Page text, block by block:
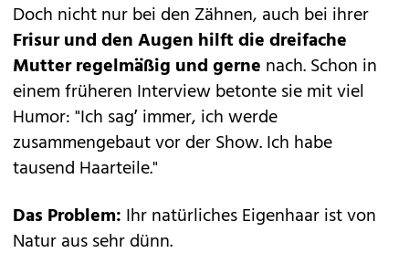
Doch nicht nur bei den Zähnen, auch bei ihrer
Frisur und den Augen hilft die dreifache
Mutter regelmäßig und gerne nach. Schon in
einem früheren Interview betonte sie mit viel
Humor: "Ich sag’ immer, ich werde
zusammengebaut vor der Show. Ich habe
tausend Haarteile."
Das Problem: Ihr natürliches Eigenhaar ist von
Natur aus sehr dünn.